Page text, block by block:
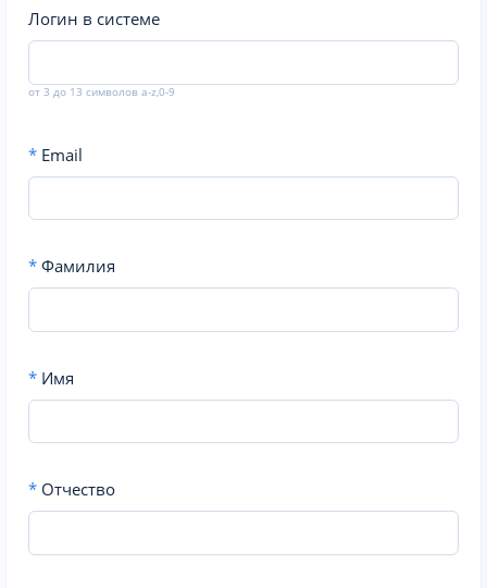
Логин в системе
от 3 до 13 символов a-z,0-9
* Email
* Фамилия
* Имя
* Отчество